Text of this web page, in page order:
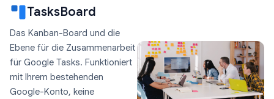
TasksBoard
Das Kanban-Board und die
Ebene für die Zusammenarbeit
für Google Tasks. Funktioniert
mit Ihrem bestehenden
Google-Konto, keine